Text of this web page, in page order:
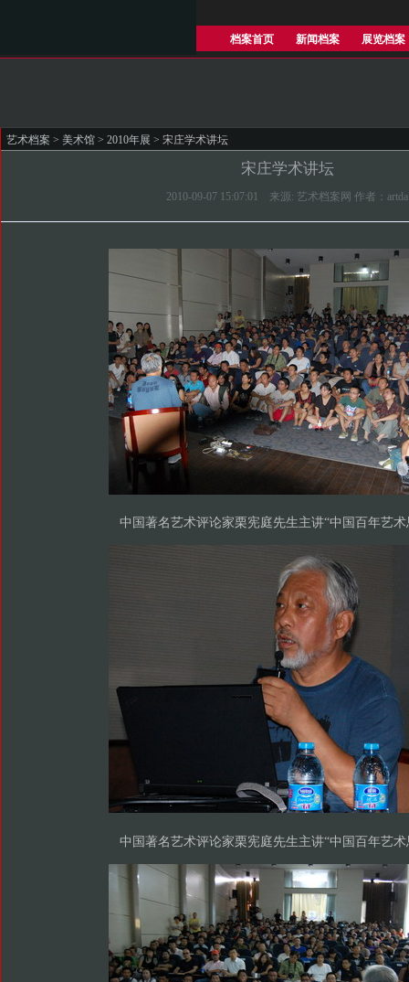
档案首页 新闻档案 展览档案
艺术档案 > 美术馆 > 2010年展 > 宋庄学术讲坛
宋庄学术讲坛
2010-09-07 15:07:01 来源: 艺术档案网 作者：artda
中国著名艺术评论家栗宪庭先生主讲“中国百年艺术
中国著名艺术评论家栗宪庭先生主讲“中国百年艺术